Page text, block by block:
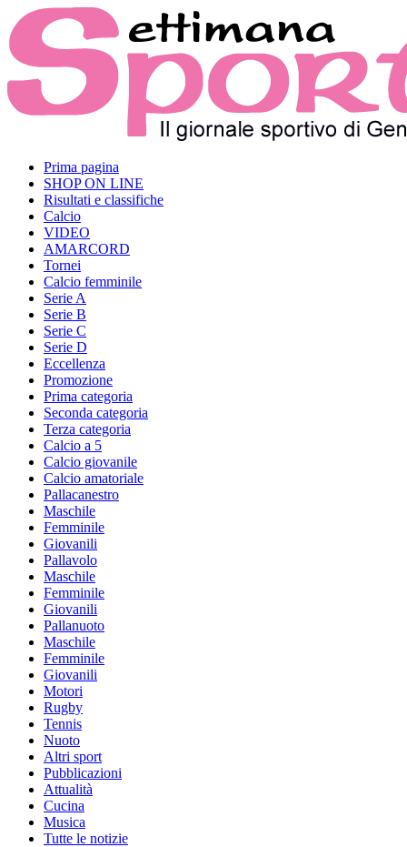
Prima pagina
SHOP ON LINE
Risultati e classifiche
Calcio
VIDEO
AMARCORD
Tornei
Calcio femminile
Serie A
Serie B
Serie C
Serie D
Eccellenza
Promozione
Prima categoria
Seconda categoria
Terza categoria
Calcio a 5
Calcio giovanile
Calcio amatoriale
Pallacanestro
Maschile
Femminile
Giovanili
Pallavolo
Maschile
Femminile
Giovanili
Pallanuoto
Maschile
Femminile
Giovanili
Motori
Rugby
Tennis
Nuoto
Altri sport
Pubblicazioni
Attualità
Cucina
Musica
Tutte le notizie